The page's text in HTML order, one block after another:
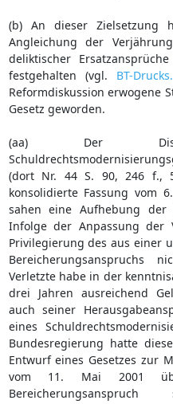
(b) An dieser Zielsetzung
Angleichung der
deliktischer
festgehalten (vgl. BT-
Reformdiskussion erwogene
Gesetz geworden.
(aa) Der
(dort Nr. 44 S. 90, 246 f.,
konsolidierte Fassung vom
sahen eine Aufhebung der
Infolge der Anpassung der
Privilegierung des aus einer
Bereicherungsanspruchs
Verletzte habe in der
drei Jahren ausreichend
auch seiner
eines
Bundesregierung hatte
Entwurf eines Gesetzes zur
vom 11. Mai 2001